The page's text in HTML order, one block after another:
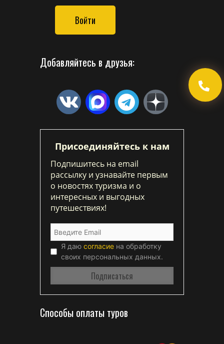
Войти
Добавляйтесь в друзья:
Присоединяйтесь к нам
Подпишитесь на email
рассылку и узнавайте первым
о новостях туризма и о
интересных и выгодных
путешествиях!
Я даю согласие на обработку
своих персональных данных.
Способы оплаты туров